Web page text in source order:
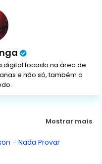
digital focado na área de
e não só, também o
Mostrar mais